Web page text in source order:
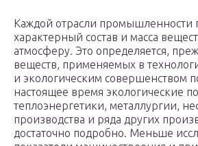
Каждой отрасли промышленности
характерный состав и масса
атмосферу. Это определяется,
веществ, применяемых в
и экологическим совершенством
настоящее время экологические
теплоэнергетики, металлургии,
производства и ряда других
достаточно подробно. Меньше